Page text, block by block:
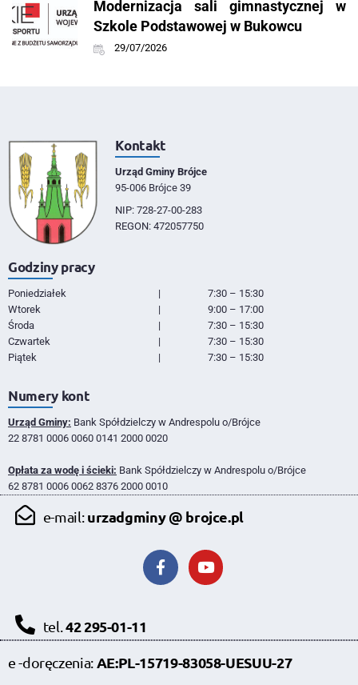
Modernizacja sali gimnastycznej w
Szkole Podstawowej w Bukowcu
29/07/2026
Kontakt
Urząd Gminy Brójce
95-006 Brójce 39
NIP: 728-27-00-283
REGON: 472057750
Godziny pracy
Poniedziałek |
7:30 – 15:30
Wtorek
|
9:00 – 17:00
Środa
|
7:30 – 15:30
Czwartek
|
7:30 – 15:30
Piątek
| 7:30 – 15:30
Numery kont
Urząd Gminy: Bank Spółdzielczy w Andrespolu o/Brójce
22 8781 0006 0060 0141 2000 0020
Opłata za wodę i ścieki: Bank Spółdzielczy w Andrespolu o/Brójce
62 8781 0006 0062 8376 2000 0010
e-mail:urzadgminy @ brojce.pl
tel. 42 295-01-11
e -doręczenia:AE:PL-15719-83058-UESUU-27